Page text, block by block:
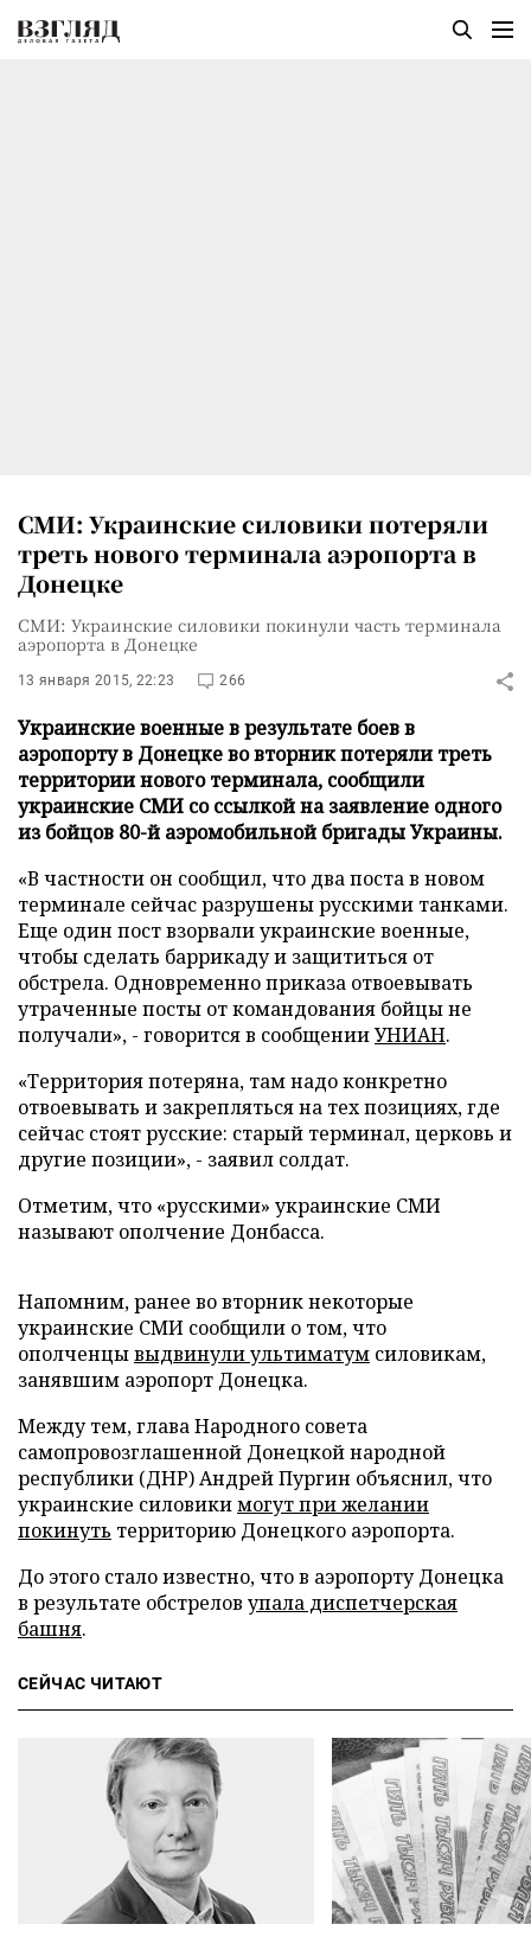
СМИ: Украинские силовики потеряли
треть нового терминала аэропорта в
Донецке
СМИ: Украинские силовики покинули часть терминала
аэропорта в Донецке
13 января 2015, 22:23 266
Украинские военные в результате боев в
аэропорту в Донецке во вторник потеряли треть
территории нового терминала, сообщили
украинские СМИ со ссылкой на заявление одного
из бойцов 80-й аэромобильной бригады Украины.
«В частности он сообщил, что два поста в новом
терминале сейчас разрушены русскими танками.
Еще один пост взорвали украинские военные,
чтобы сделать баррикаду и защититься от
обстрела. Одновременно приказа отвоевывать
утраченные посты от командования бойцы не
получали», - говорится в сообщенииУНИАН.
«Территория потеряна, там надо конкретно
отвоевывать и закрепляться на тех позициях, где
сейчас стоят русские: старый терминал, церковь и
другие позиции», - заявил солдат.
Отметим, что «русскими» украинские СМИ
называют ополчение Донбасса.
Напомним, ранее во вторник некоторые
украинские СМИ сообщили о том, что
ополченцывыдвинули ультиматум силовикам,
занявшим аэропорт Донецка.
Между тем, глава Народного совета
самопровозглашенной Донецкой народной
республики (ДНР) Андрей Пургин объяснил, что
украинские силовикимогут при желании
покинуть территорию Донецкого аэропорта.
До этого стало известно, что в аэропорту Донецка
в результате обстрелов упала диспетчерская
башня.
СЕЙЧАС ЧИТАЮТ